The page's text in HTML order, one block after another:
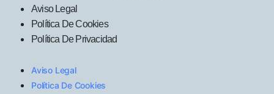
Aviso Legal
Política De Cookies
Política De Privacidad
Aviso Legal
Política De Cookies